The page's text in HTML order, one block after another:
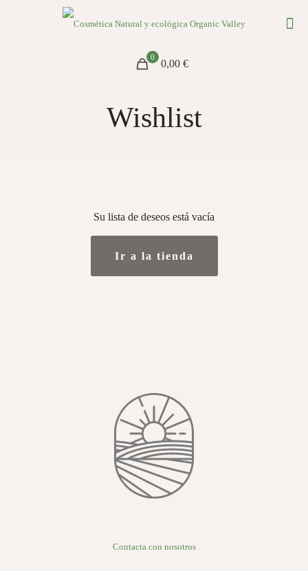
0
0,00 €
Wishlist
Su lista de deseos está vacía
Ir a la tienda
Contacta con nosotros